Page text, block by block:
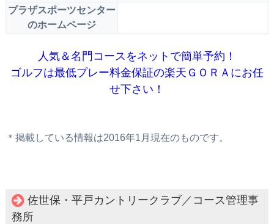
プラザスポーツセンター
のホームページ
人気＆名門コースをネットで簡単予約！
ゴルフは最低プレー料金保証の楽天ＧＯＲＡにお任
せ下さい！
＊掲載している情報は2016年1月現在のものです。
佐世保・平戸カントリークラブ／コース管理事
務所